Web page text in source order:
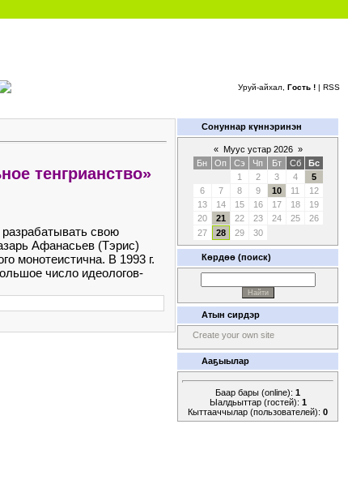
Уруй-айхал, Гость ! | RSS
тенгрианство»
разрабатывать свою
Афанасьев (Тэрис)
монотеистична. В 1993 г.
число идеологов-
Сонуннар күннэринэн
« Муус устар 2026 »
Бн
Оп Сэ Чп Бт Сб
Бс
1
2 3 4
5
6
7 8 9 10 11
12
13
14 15 16 17 18
19
20
21 22 23 24 25
26
27
28 29 30
Көрдөө (поиск)
Атын сирдэр
Create your own site
Ааҕыылар
Баар бары (online): 1
Ыалдьыттар (гостей): 1
Кыттааччылар (пользователей): 0